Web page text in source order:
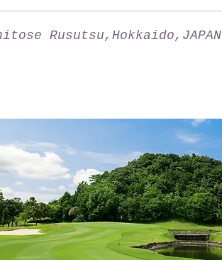
Rusutsu,Hokkaido,JAPAN